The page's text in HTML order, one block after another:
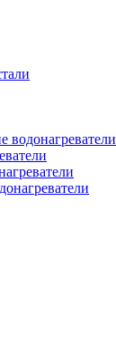
водонагреватели